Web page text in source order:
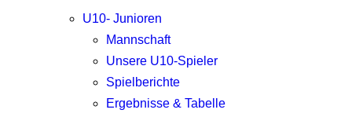
U10- Junioren
Mannschaft
Unsere U10-Spieler
Spielberichte
Ergebnisse & Tabelle